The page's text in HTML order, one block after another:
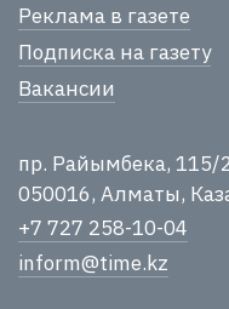
Реклама в газете
Подписка на газету
Вакансии
пр. Райымбека, 115/
050016, Алматы,
+7 727 258-10-04
inform@time.kz